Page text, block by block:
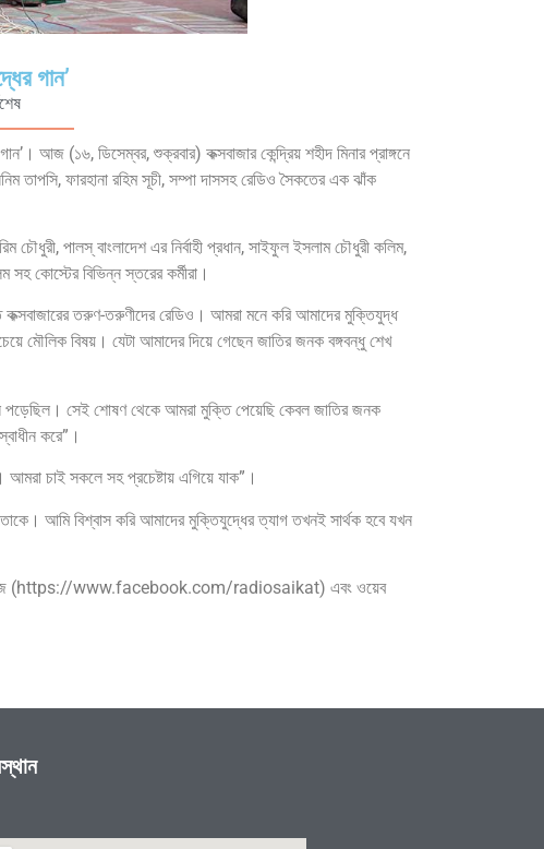
গান’
আজ (১৬, ডিসেম্বর, শুক্রবার) কক্সবাজার কেন্দ্রিয় শহীদ মিনার প্রাঙ্গনে
তাপসি, ফারহানা রহিম সূচী, সম্পা দাসসহ রেডিও সৈকতের এক ঝাঁক
চৌধুরী, পালস্ বাংলাদেশ এর নির্বাহী প্রধান, সাইফুল ইসলাম চৌধুরী কলিম,
কোস্টের বিভিন্ন স্তরের কর্মীরা।
কক্সবাজারের তরুণ-তরুণীদের রেডিও। আমরা মনে করি আমাদের মুক্তিযুদ্ধ
মৌলিক বিষয়। যেটা আমাদের দিয়ে গেছেন জাতির জনক বঙ্গবন্ধু শেখ
পড়েছিল। সেই শোষণ থেকে আমরা মুক্তি পেয়েছি কেবল জাতির জনক
করে”।
আমরা চাই সকলে সহ প্রচেষ্টায় এগিয়ে যাক”।
আমি বিশ্বাস করি আমাদের মুক্তিযুদ্ধের ত্যাগ তখনই সার্থক হবে যখন
পেজ (https://www.facebook.com/radiosaikat) এবং ওয়েব